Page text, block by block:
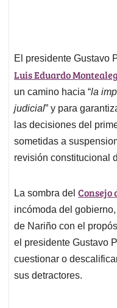
El presidente Gustavo
Luis Eduardo
un camino hacia “la
judicial” y para
las decisiones del
sometidas a
revisión constitucional
La sombra del Consejo
incómoda del
de Nariño con el
el presidente Gustavo
cuestionar o
sus detractores.